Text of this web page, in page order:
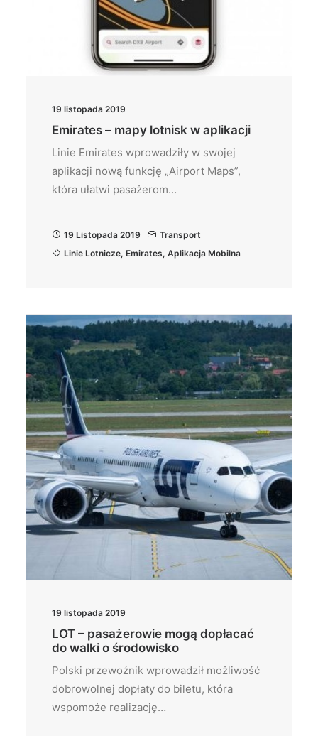
19 listopada 2019
Emirates – mapy lotnisk w aplikacji
Linie Emirates wprowadziły w swojej
aplikacji nową funkcję „Airport Maps”,
która ułatwi pasażerom…
19 Listopada 2019
Transport
Linie Lotnicze, Emirates, Aplikacja Mobilna
19 listopada 2019
LOT – pasażerowie mogą dopłacać
do walki o środowisko
Polski przewoźnik wprowadził możliwość
dobrowolnej dopłaty do biletu, która
wspomoże realizację…